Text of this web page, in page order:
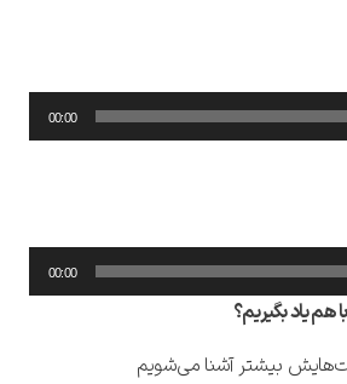
00:00
00:00
هم یاد بگیریم؟
بیشتر آشنا می‌شویم